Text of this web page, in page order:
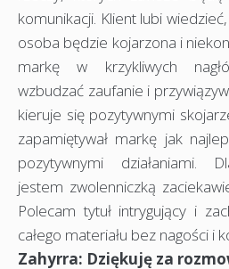
komunikacji. Klient lubi
osoba będzie kojarzona i
markę w krzykliwych
wzbudzać zaufanie i
kieruje się pozytywnymi
zapamiętywał markę jak
pozytywnymi działaniami.
jestem zwolenniczką
Polecam tytuł intrygujący i
całego materiału bez nagości i
Zahyrra: Dziękuję za